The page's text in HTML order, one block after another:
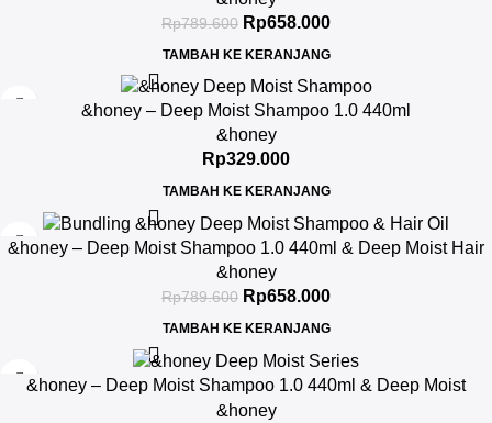
Rp789.600 Rp658.000
TAMBAH KE KERANJANG
&honey – Deep Moist Shampoo 1.0 440ml
&honey
Rp329.000
TAMBAH KE KERANJANG
&honey – Deep Moist Shampoo 1.0 440ml & Deep Moist Hair
Oil 3.0 100ml
&honey
Rp789.600 Rp658.000
TAMBAH KE KERANJANG
&honey – Deep Moist Shampoo 1.0 440ml & Deep Moist
Treatment 2.0 445Gr & Deep Moist Hair Oil 3.0 100ml
&honey